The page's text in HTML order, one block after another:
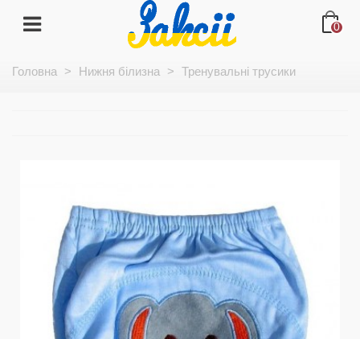
0
Головна > Нижня білизна > Тренувальні трусики